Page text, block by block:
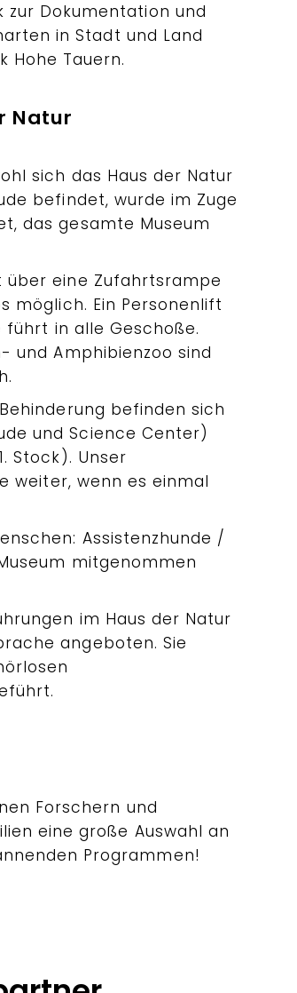
Dokumentation und
in Stadt und Land
Hohe Tauern.
Natur
sich das Haus der Natur
befindet, wurde im Zuge
das gesamte Museum
über eine Zufahrtsrampe
möglich. Ein Personenlift
in alle Geschoße.
und Amphibienzoo sind
befinden sich
und Science Center)
Stock). Unser
weiter, wenn es einmal
Assistenzhunde /
mitgenommen
im Haus der Natur
angeboten. Sie
Forschern und
eine große Auswahl an
Programmen!